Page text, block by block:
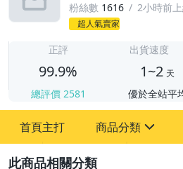
粉絲數 1616 2小時前
超人氣賣家
正評
99.9%
總評價 2581
出貨速度
1~2 天
優於全站平
首頁主打 商品分類